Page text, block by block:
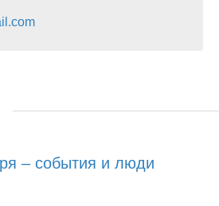
– события и люди